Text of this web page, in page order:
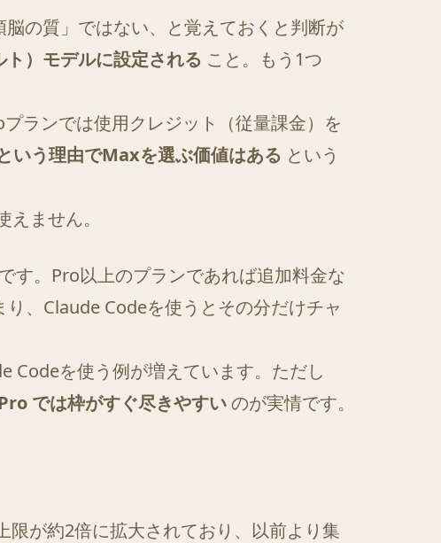
の質」ではない、と覚えておくと判断が
）モデルに設定される こと。もう1つ
ランでは使用クレジット（従量課金）を
いう理由でMaxを選ぶ価値はある という
ません。
す。Pro以上のプランであれば追加料金な
り、Claude Codeを使うとその分だけチャ
Codeを使う例が増えています。ただし
では枠がすぐ尽きやすいのが実情です。
が約2倍に拡大されており、以前より集